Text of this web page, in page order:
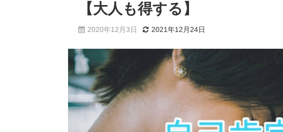
【大人も得する】
2020年12月3日 2021年12月24日